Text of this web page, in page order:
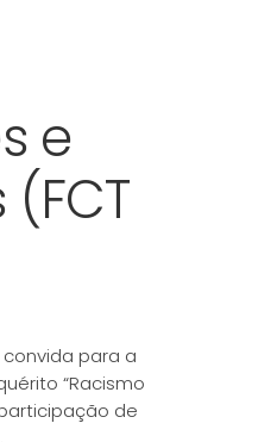
e
para a
“Racismo
de